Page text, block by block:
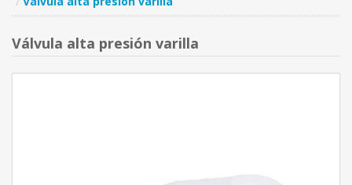
Válvula alta presión varilla